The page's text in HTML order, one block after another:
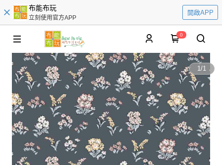
布能布玩
立刻使用官方APP
開啟APP
0
1/1